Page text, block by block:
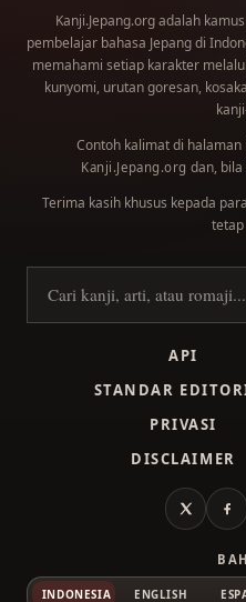
Kanji.Jepang.org adalah
pembelajar bahasa Jepang di
memahami setiap karakter
kunyomi, urutan goresan,
Contoh kalimat di
Kanji.Jepang.org dan,
Terima kasih khusus kepada para
Cari kanji
API
STANDAR
PRIVASI
DISCLAIMER
X
INDONESIA ENGLISH